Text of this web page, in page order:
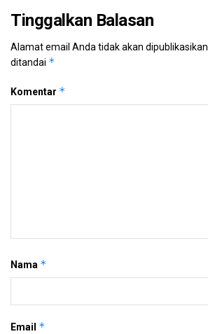
Tinggalkan Balasan
Alamat email Anda tidak akan dipublikasikan.
ditandai *
Komentar *
Nama *
Email *